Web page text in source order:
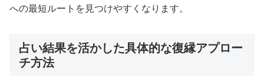
への最短ルートを見つけやすくなります。
占い結果を活かした具体的な復縁アプロー
チ方法